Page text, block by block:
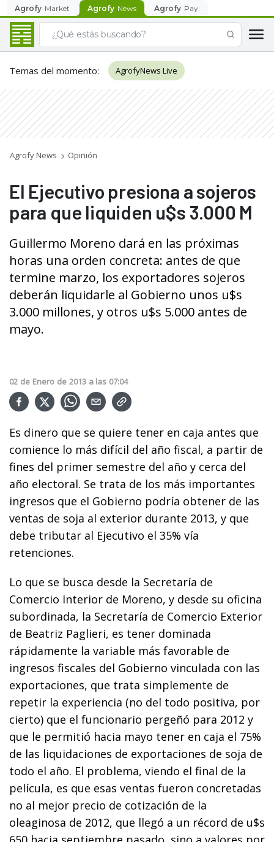
Agrofy Market Agrofy News Agrofy Pay
Temas del momento: AgrofyNews Live
Agrofy News Opinión
El Ejecutivo presiona a sojeros
para que liquiden u$s 3.000 M
Guillermo Moreno dará en las próximas
horas una orden concreta: antes de que
termine marzo, los exportadores sojeros
deberán liquidarle al Gobierno unos u$s
3.000 millones, y otros u$s 5.000 antes de
mayo.
02 de Enero de 2013 a las 07:04
Es dinero que se quiere tener en caja antes que
comience lo más difícil del año fiscal, a partir de
fines del primer semestre del año y cerca del
año electoral. Se trata de los más importantes
ingresos que el Gobierno podría obtener de las
ventas de soja al exterior durante 2013, y que
debe tributar al Ejecutivo el 35% vía
retenciones.
Lo que se busca desde la Secretaría de
Comercio Interior de Moreno, y desde su oficina
subordinada, la Secretaría de Comercio Exterior
de Beatriz Paglieri, es tener dominada
rápidamente la variable más favorable de
ingresos fiscales del Gobierno vinculada con las
exportaciones, que trata simplemente de
repetir la experiencia (no del todo positiva, por
cierto) que el funcionario pergeñó para 2012 y
que le permitió hacia mayo tener en caja el 75%
de las liquidaciones de exportaciones de soja de
todo el año. El problema, viendo el final de la
película, es que esas ventas fueron concretadas
no al mejor precio de cotización de la
oleaginosa de 2012, que llegó a un récord de u$s